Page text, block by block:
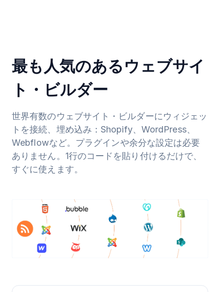
最も人気のあるウェブサイ
ト・ビルダー
世界有数のウェブサイト・ビルダーにウィジェッ
トを接続、埋め込み：Shopify、WordPress、
Webflowなど。プラグインや余分な設定は必要
ありません。1行のコードを貼り付けるだけで、
すぐに使えます。